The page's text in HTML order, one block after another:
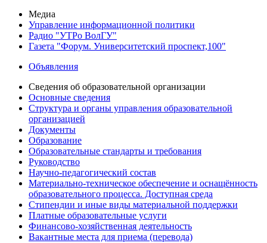
Медиа
Управление информационной политики
Радио "УТРо ВолГУ"
Газета "Форум. Университетский проспект,100"
Объявления
Сведения об образовательной организации
Основные сведения
Структура и органы управления образовательной
организацией
Документы
Образование
Образовательные стандарты и требования
Руководство
Научно-педагогический состав
Материально-техническое обеспечение и оснащённость
образовательного процесса. Доступная среда
Стипендии и иные виды материальной поддержки
Платные образовательные услуги
Финансово-хозяйственная деятельность
Вакантные места для приема (перевода)